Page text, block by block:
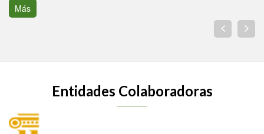
Más
Entidades Colaboradoras